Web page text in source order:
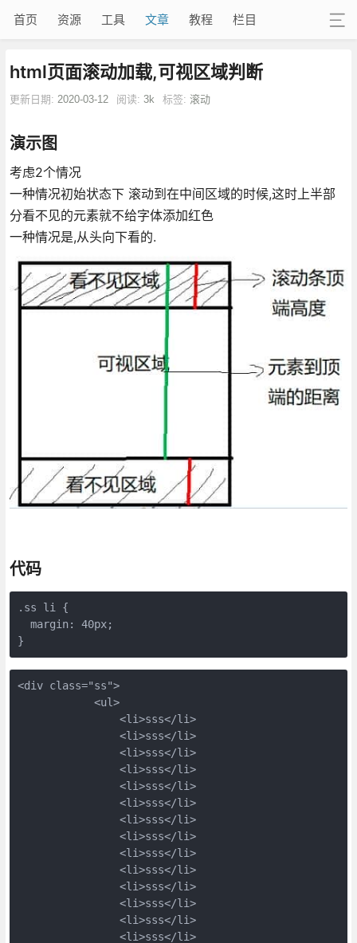
首页 资源 工具 文章 教程 栏目
html页面滚动加载,可视区域判断
更新日期: 2020-03-12 阅读: 3k 标签: 滚动
演示图
考虑2个情况
一种情况初始状态下 滚动到在中间区域的时候,这时上半部
分看不见的元素就不给字体添加红色
一种情况是,从头向下看的.
代码
.ss li {
  margin: 40px;
<div class="ss">
            <ul>
                <li>sss</li>
                <li>sss</li>
                <li>sss</li>
                <li>sss</li>
                <li>sss</li>
                <li>sss</li>
                <li>sss</li>
                <li>sss</li>
                <li>sss</li>
                <li>sss</li>
                <li>sss</li>
                <li>sss</li>
                <li>sss</li>
                <li>sss</li>